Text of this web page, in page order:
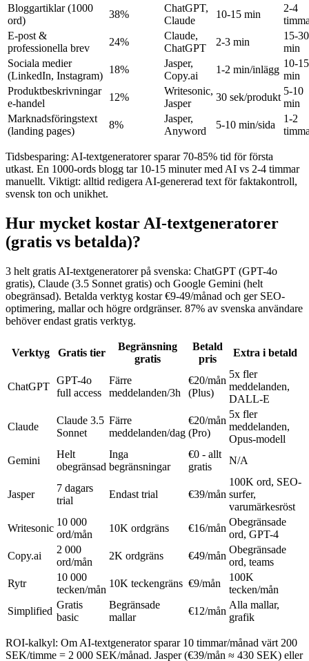
Bloggartiklar (1000
ord)
38%
ChatGPT,
Claude
10-15 min
2-4
E-post &
professionella brev
24%
Claude,
ChatGPT
2-3 min
15-30
min
Sociala medier
(LinkedIn, Instagram)
18%
Jasper,
Copy.ai
1-2 min/inlägg
10-15
min
Produktbeskrivningar
e-handel
12%
Writesonic,
Jasper
30 sek/produkt
5-10
min
Marknadsföringstext
(landing pages)
8%
Jasper,
Anyword
5-10 min/sida
1-2
Tidsbesparing: AI-textgeneratorer sparar 70-85% tid för första
utkast. En 1000-ords blogg tar 10-15 minuter med AI vs 2-4 timmar
manuellt. Viktigt: alltid redigera AI-genererad text för faktakontroll,
svensk ton och unikhet.
Hur mycket kostar AI-textgeneratorer
(gratis vs betalda)?
3 helt gratis AI-textgeneratorer på svenska: ChatGPT (GPT-4o
gratis), Claude (3.5 Sonnet gratis) och Google Gemini (helt
obegränsad). Betalda verktyg kostar €9-49/månad och ger SEO-
optimering, mallar och högre ordgränser. 87% av svenska användare
behöver endast gratis verktyg.
Verktyg Gratis tier
Begränsning
gratis
Betald
pris
Extra i betald
ChatGPT
GPT-4o
full access
Färre
meddelanden/3h
€20/mån
(Plus)
5x fler
meddelanden,
DALL-E
Claude
Claude 3.5
Sonnet
Färre
meddelanden/dag
€20/mån
(Pro)
5x fler
meddelanden,
Opus-modell
Gemini
Helt
obegränsad
Inga
begränsningar
€0 - allt
gratis
N/A
Jasper
7 dagars
trial
Endast trial €39/mån
100K ord, SEO-
surfer,
varumärkesröst
Writesonic
10 000
ord/mån
10K ordgräns €16/mån
Obegränsade
ord, GPT-4
Copy.ai
2 000
ord/mån
2K ordgräns €49/mån
Obegränsade
ord, teams
Rytr
10 000
tecken/mån
10K teckengräns €9/mån
100K
tecken/mån
Simplified
Gratis
basic
Begränsade
mallar
€12/mån
Alla mallar,
grafik
ROI-kalkyl: Om AI-textgenerator sparar 10 timmar/månad värt 200
SEK/timme = 2 000 SEK/månad. Jasper (€39/mån ≈ 430 SEK) eller